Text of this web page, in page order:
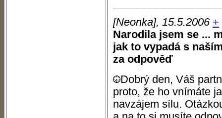
[Neonka], 15.5.2006 +
Narodila jsem se ...
jak to vypadá s
za odpověď
Dobrý den, Váš
proto, že ho vnímáte
navzájem sílu.